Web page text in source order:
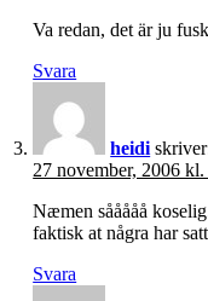
Va redan, det är ju
Svara
heidi
27 november, 2006
Næmen sååååå
faktisk at några har
Svara